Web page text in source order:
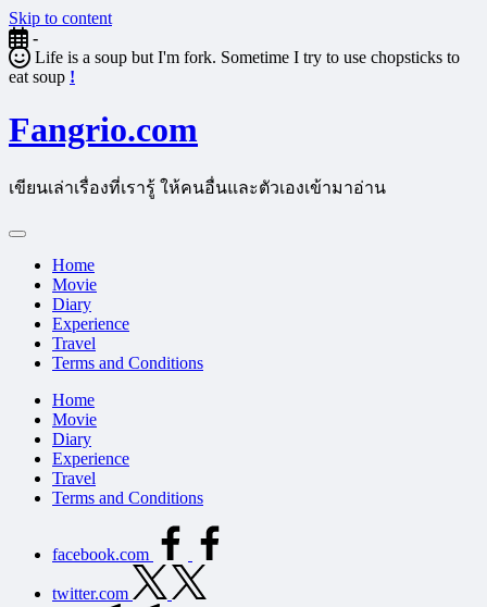
Skip to content
-
Life is a soup but I'm fork. Sometime I try to use chopsticks to
eat soup !
Fangrio.com
เขียนเล่าเรื่องที่เรารู้ ให้คนอื่นและตัวเองเข้ามาอ่าน
Home
Movie
Diary
Experience
Travel
Terms and Conditions
Home
Movie
Diary
Experience
Travel
Terms and Conditions
facebook.com
twitter.com